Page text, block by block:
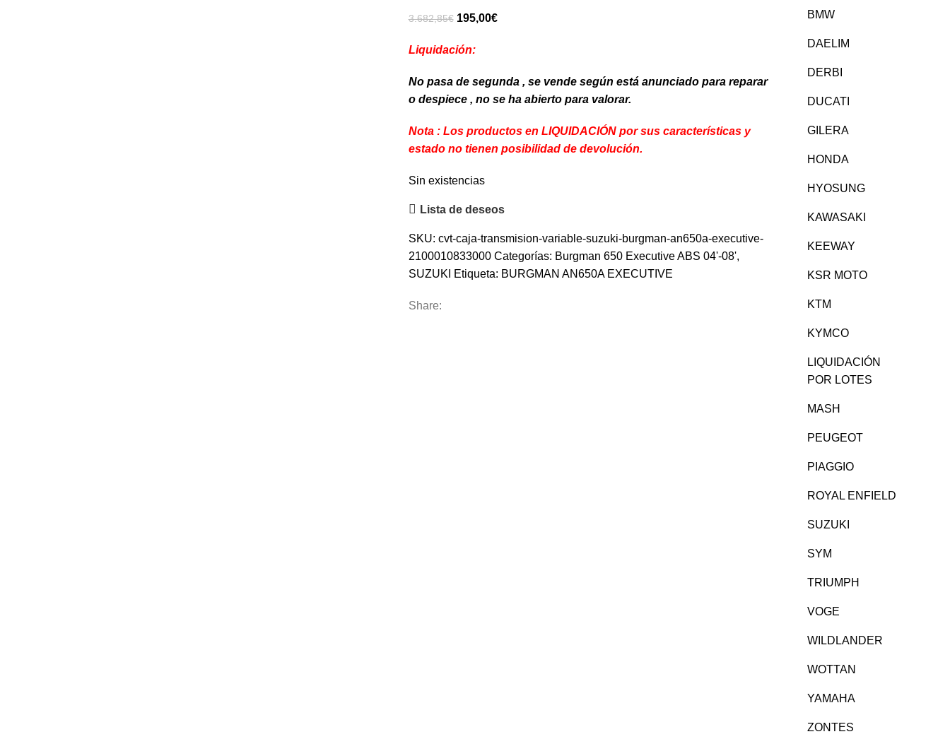
3.682,85€ El
original
3.682,85€.
195,00€El
195,00€.
Liquidación:
No pasa de segunda , se vende según está anunciado para reparar
o despiece , no se ha abierto para valorar.
Nota : Los productos en LIQUIDACIÓN por sus características y
estado no tienen posibilidad de devolución.
Sin existencias
Lista de deseos
SKU: cvt-caja-transmision-variable-suzuki-burgman-an650a-executive-
2100010833000 Categorías: Burgman 650 Executive ABS 04'-08',
SUZUKI
Etiqueta: BURGMAN AN650A EXECUTIVE
Share:
BMW
DAELIM
DERBI
DUCATI
GILERA
HONDA
HYOSUNG
KAWASAKI
KEEWAY
KSR MOTO
KTM
KYMCO
LIQUIDACIÓN
POR LOTES
MASH
PEUGEOT
PIAGGIO
ROYAL ENFIELD
SUZUKI
SYM
TRIUMPH
VOGE
WILDLANDER
WOTTAN
YAMAHA
ZONTES